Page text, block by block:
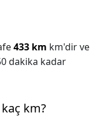
433 km km'dir ve
dakika kadar
km?